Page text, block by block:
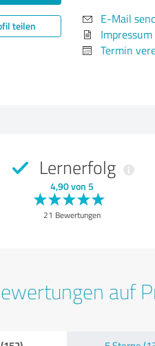
teilen
E-Mail
Impressum
Termin
Lernerfolg
4,90 von 5
21 Bewertungen
auf